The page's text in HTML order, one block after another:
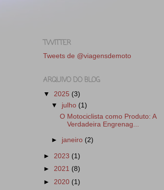
TWITTER
Tweets de @viagensdemoto
ARQUIVO DO BLOG
▼ 2025 (3)
▼ julho (1)
O Motociclista como Produto: A
Verdadeira Engrenag...
► janeiro (2)
► 2023 (1)
► 2021 (8)
► 2020 (1)